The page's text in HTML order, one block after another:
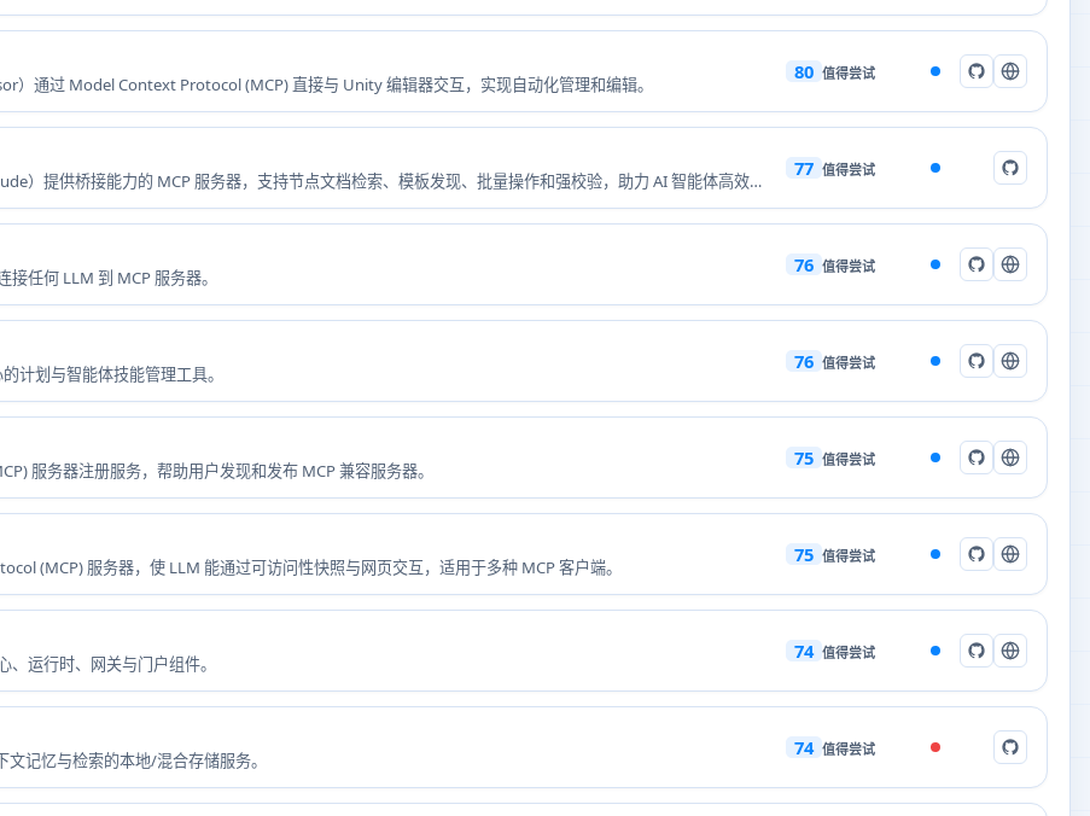
）通过 Model Context Protocol (MCP) 直接与 Unity 编辑器交互，实现自动化管理和编辑。
80 值得尝试
）提供桥接能力的 MCP 服务器，支持节点文档检索、模板发现、批量操作和强校验，助力 AI 智能体高效构
77 值得尝试
任何 LLM 到 MCP 服务器。
76 值得尝试
计划与智能体技能管理工具。
76 值得尝试
服务器注册服务，帮助用户发现和发布 MCP 兼容服务器。
75 值得尝试
(MCP) 服务器，使 LLM 能通过可访问性快照与网页交互，适用于多种 MCP 客户端。
75 值得尝试
运行时、网关与门户组件。
74 值得尝试
记忆与检索的本地/混合存储服务。
74 值得尝试